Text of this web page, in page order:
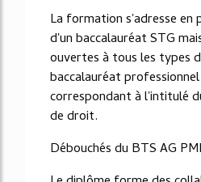
La formation s'adresse
d'un baccalauréat STG
ouvertes à tous les types
baccalauréat
correspondant à l'intitulé
de droit.
Débouchés du BTS AG